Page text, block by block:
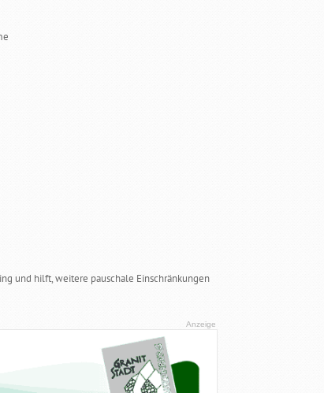
und hilft, weitere pauschale Einschränkungen
Anzeige